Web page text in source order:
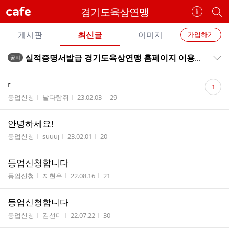
cafe 경기도육상연맹
카
페
정
보
보
기
개
별
카
페
검
카
메
뉴
가입하기
게시판 최신글 이미지
전
글
트
공지 실적증명서발급 경기도육상연맹 홈페이지 이용해주시기 바랍니다.
r
게시판명
등업신청 작성자
날다람쥐 작성시간
23.02.03 조회수
29
댓
글 1
안녕하세요!
게시판명
등업신청 작성자
suuuj 작성시간
23.02.01 조회수
20
등업신청합니다
게시판명
등업신청 작성자
지현우 작성시간
22.08.16 조회수
21
등업신청합니다
게시판명
등업신청 작성자
김선미 작성시간
22.07.22 조회수
30